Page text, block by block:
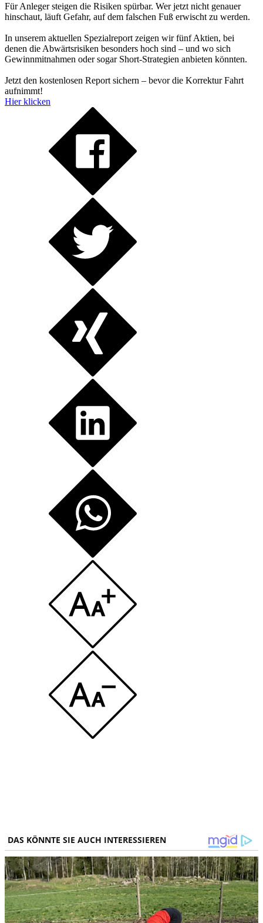
Für Anleger steigen die Risiken spürbar. Wer jetzt nicht genauer
hinschaut, läuft Gefahr, auf dem falschen Fuß erwischt zu werden.
In unserem aktuellen Spezialreport zeigen wir fünf Aktien, bei
denen die Abwärtsrisiken besonders hoch sind – und wo sich
Gewinnmitnahmen oder sogar Short-Strategien anbieten könnten.
Jetzt den kostenlosen Report sichern – bevor die Korrektur Fahrt
aufnimmt!
Hier klicken